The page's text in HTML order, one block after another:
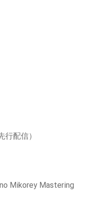
配信）
Mikorey Mastering